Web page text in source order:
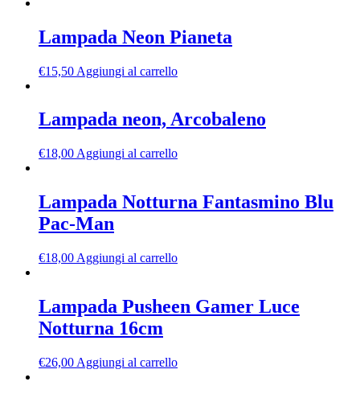
Lampada Neon Pianeta
€15,50 Aggiungi al carrello
Lampada neon, Arcobaleno
€18,00 Aggiungi al carrello
Lampada Notturna Fantasmino Blu
Pac-Man
€18,00 Aggiungi al carrello
Lampada Pusheen Gamer Luce
Notturna 16cm
€26,00 Aggiungi al carrello